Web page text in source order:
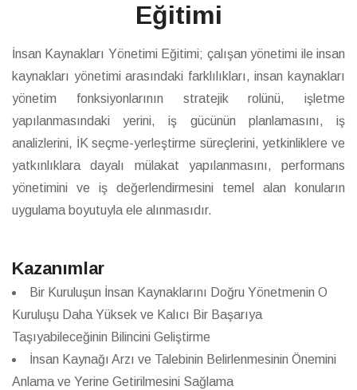
Eğitimi
İnsan Kaynakları Yönetimi Eğitimi; çalışan yönetimi ile insan
kaynakları yönetimi arasındaki farklılıkları, insan kaynakları
yönetim fonksiyonlarının stratejik rolünü, işletme
yapılanmasındaki yerini, iş gücünün planlamasını, iş
analizlerini, İK seçme-yerleştirme süreçlerini, yetkinliklere ve
yatkınlıklara dayalı mülakat yapılanmasını, performans
yönetimini ve iş değerlendirmesini temel alan konuların
uygulama boyutuyla ele alınmasıdır.
Kazanımlar
Bir Kuruluşun İnsan Kaynaklarını Doğru Yönetmenin O
Kuruluşu Daha Yüksek ve Kalıcı Bir Başarıya
Taşıyabileceğinin Bilincini Geliştirme
İnsan Kaynağı Arzı ve Talebinin Belirlenmesinin Önemini
Anlama ve Yerine Getirilmesini Sağlama